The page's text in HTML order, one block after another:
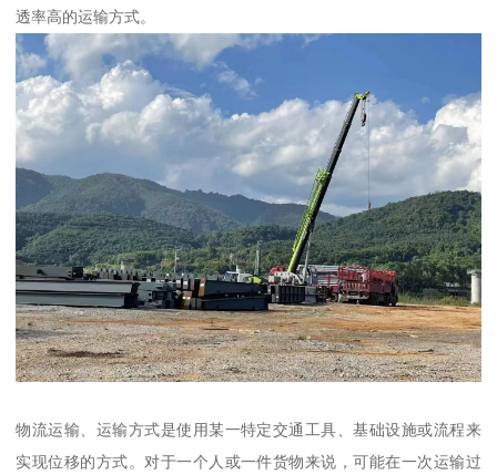
透率高的运输方式。
物流运输、运输方式是使用某一特定交通工具、基础设施或流程来
实现位移的方式。对于一个人或一件货物来说，可能在一次运输过